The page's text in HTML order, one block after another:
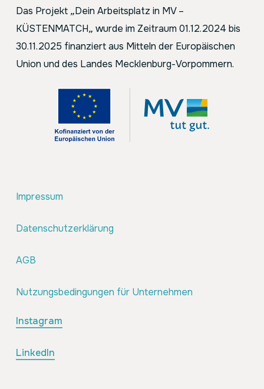
Das Projekt „Dein Arbeitsplatz in MV –
KÜSTENMATCH„ wurde im Zeitraum 01.12.2024 bis
30.11.2025 finanziert aus Mitteln der Europäischen
Union und des Landes Mecklenburg-Vorpommern.
Impressum
Datenschutzerklärung
AGB
Nutzungsbedingungen für Unternehmen
Instagram
LinkedIn